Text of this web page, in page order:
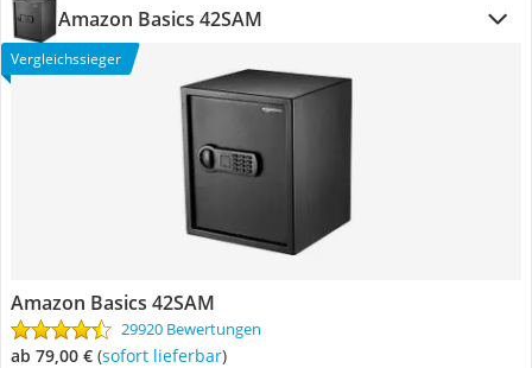
Amazon Basics 42SAM
Vergleichssieger
Amazon Basics 42SAM
29920 Bewertungen
ab 79,00 € ( Sofort lieferbar)